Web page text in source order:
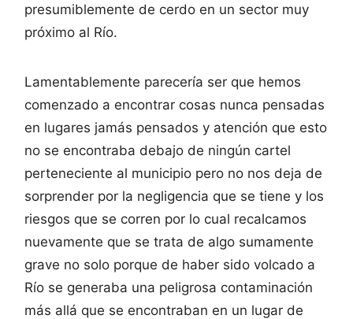
presumiblemente de cerdo en un sector muy
próximo al Río.
Lamentablemente parecería ser que hemos
comenzado a encontrar cosas nunca pensadas
en lugares jamás pensados y atención que esto
no se encontraba debajo de ningún cartel
perteneciente al municipio pero no nos deja de
sorprender por la negligencia que se tiene y los
riesgos que se corren por lo cual recalcamos
nuevamente que se trata de algo sumamente
grave no solo porque de haber sido volcado a
Río se generaba una peligrosa contaminación
más allá que se encontraban en un lugar de